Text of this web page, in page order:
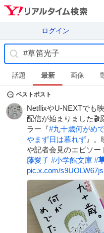
ログイン
話題 最新 画像
ベストポスト
NetflixやU-NEXTでも
配信が始まりました🎬
ラー『#九十歳何がめ
やまず日は暮れず 』
や記者会見のエピソー
藤愛子 #小学館文庫 #
pic.x.com/s9UOLW67js